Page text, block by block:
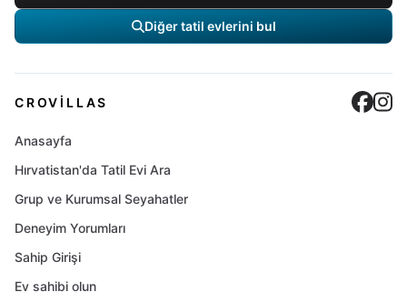
Diğer tatil evlerini bul
CROVILLAS
Anasayfa
Hırvatistan'da Tatil Evi Ara
Grup ve Kurumsal Seyahatler
Deneyim Yorumları
Sahip Girişi
Ev sahibi olun